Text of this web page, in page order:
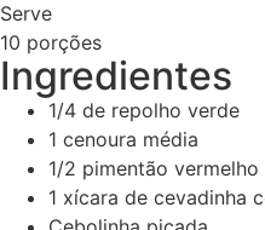
Serve
10 porções
Ingredientes
1/4 de repolho verde
1 cenoura média
1/2 pimentão vermelho
1 xícara de cevadinha